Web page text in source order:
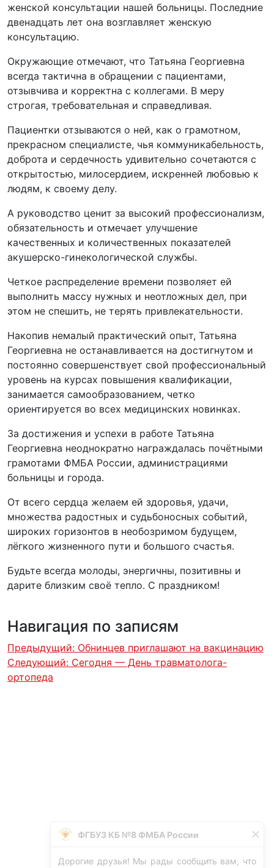
женской консультации нашей больницы. Последние
двенадцать лет она возглавляет женскую
консультацию.
Окружающие отмечают, что Татьяна Георгиевна
всегда тактична в обращении с пациентами,
отзывчива и корректна с коллегами. В меру
строгая, требовательная и справедливая.
Пациентки отзываются о ней, как о грамотном,
прекрасном специалисте, чья коммуникабельность,
доброта и сердечность удивительно сочетаются с
открытостью, милосердием, искренней любовью к
людям, к своему делу.
А руководство ценит за высокий профессионализм,
обязательность и отмечает улучшение
качественных и количественных показателей
акушерско-гинекологической службы.
Четкое распределение времени позволяет ей
выполнить массу нужных и неотложных дел, при
этом не спешить, не терять привлекательности.
Накопив немалый практический опыт, Татьяна
Георгиевна не останавливается на достигнутом и
постоянно совершенствует свой профессиональный
уровень на курсах повышения квалификации,
занимается самообразованием, четко
ориентируется во всех медицинских новинках.
За достижения и успехи в работе Татьяна
Георгиевна неоднократно награждалась почётными
грамотами ФМБА России, администрациями
больницы и города.
От всего сердца желаем ей здоровья, удачи,
множества радостных и судьбоносных событий,
широких горизонтов в необозримом будущем,
лёгкого жизненного пути и большого счастья.
Будьте всегда молоды, энергичны, позитивны и
дарите близким своё тепло. С праздником!
Навигация по записям
Предыдущий: Обнинцев приглашают на вакцинацию
Следующий: Сегодня — День травматолога-
ортопеда